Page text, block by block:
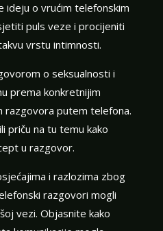
ideju o vrućim telefonskim
puls veze i procijeniti
vrstu intimnosti.
o seksualnosti i
prema konkretnijim
putem telefona.
priču na tu temu kako
u razgovor.
i razlozima zbog
razgovori mogli
vezi. Objasnite kako